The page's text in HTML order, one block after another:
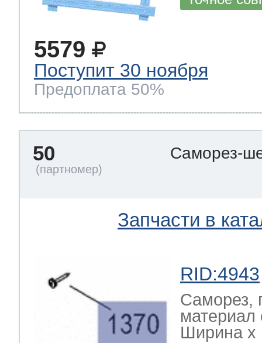
5579
Поступит 30 ноября
Предоплата 50%
50 Саморез-
Запчасти в
RID:4943
Саморез,
Ширина х